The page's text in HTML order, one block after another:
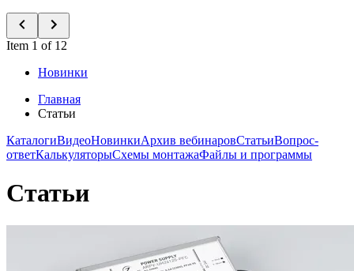
Item 1 of 12
Новинки
Главная
Статьи
КаталогиВидеоНовинкиАрхив вебинаровСтатьиВопрос-
ответКалькуляторыСхемы монтажаФайлы и программы
Статьи